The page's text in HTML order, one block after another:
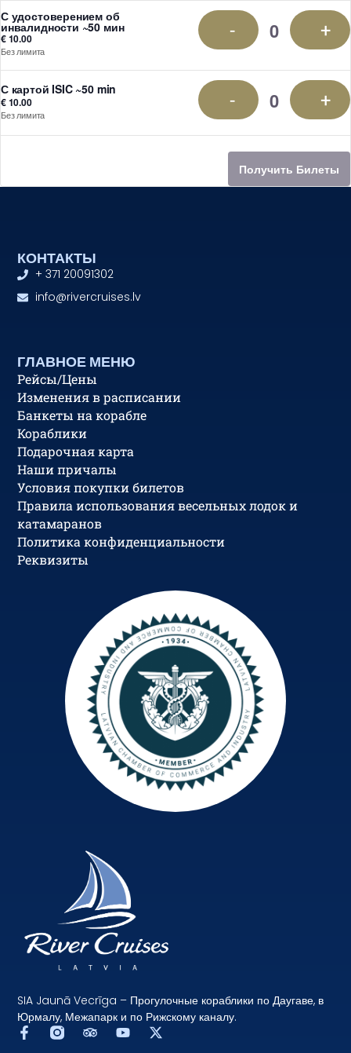
С удостоверением об
инвалидности ~50 мин
€10.00
Без лимита
- +
С картой ISIC ~50 min
€10.00
Без лимита
- +
Получить Билеты
SIA Jaunā Vecrīga – Прогулочные кораблики по Даугаве, в
Юрмалу, Межапарк и по Рижскому каналу.
ГЛАВНОЕ МЕНЮ
Рейсы/Цены
Изменения в расписании
Банкеты на корабле
Кораблики
Подарочная карта
Наши причалы
Условия покупки билетов
Правила использования весельных лодок и
катамаранов
Политика конфиденциальности
Реквизиты
КОНТАКТЫ
+ 371 20091302
info@rivercruises.lv